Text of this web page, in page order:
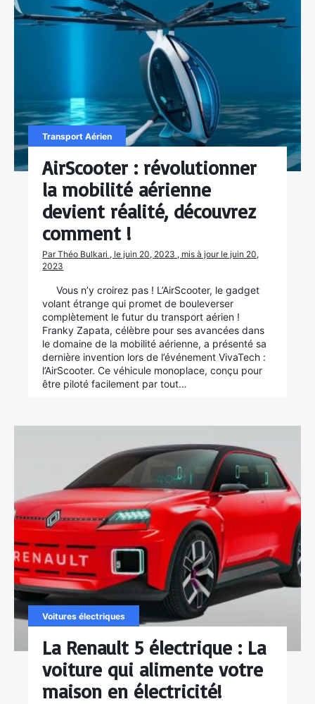
Transport Aérien
AirScooter : révolutionner
la mobilité aérienne
devient réalité, découvrez
comment !
Par Théo Bulkari , le juin 20, 2023 , mis à jour le juin 20,
2023
Vous n’y croirez pas ! L’AirScooter, le gadget
volant étrange qui promet de bouleverser
complètement le futur du transport aérien !
Franky Zapata, célèbre pour ses avancées dans
le domaine de la mobilité aérienne, a présenté sa
dernière invention lors de l’événement VivaTech :
l’AirScooter. Ce véhicule monoplace, conçu pour
être piloté facilement par tout…
Voitures électriques
La Renault 5 électrique : La
voiture qui alimente votre
maison en électricité!